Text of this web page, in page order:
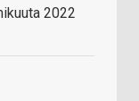
2022